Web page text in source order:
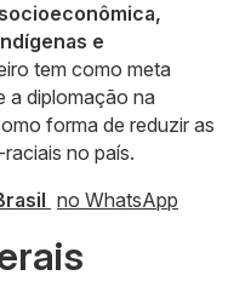
e
tem como meta
a diplomação na
forma de reduzir as
no país.
no WhatsApp